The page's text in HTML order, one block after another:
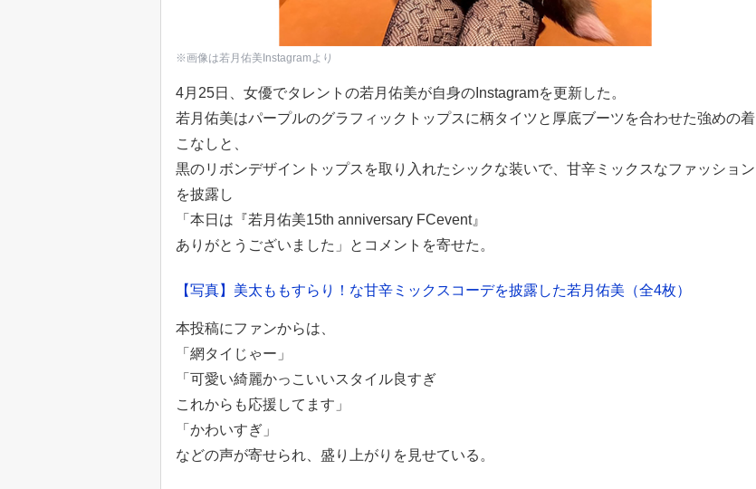
※画像は若月佑美Instagramより
4月25日、女優でタレントの若月佑美が自身のInstagramを更新した。
若月佑美はパープルのグラフィックトップスに柄タイツと厚底ブーツを合わせた強めの着
こなしと、
黒のリボンデザイントップスを取り入れたシックな装いで、甘辛ミックスなファッション
を披露し
「本日は『若月佑美15th anniversary FCevent』
ありがとうございました」とコメントを寄せた。
【写真】美太ももすらり！な甘辛ミックスコーデを披露した若月佑美（全4枚）
本投稿にファンからは、
「網タイじゃー」
「可愛い綺麗かっこいいスタイル良すぎ
これからも応援してます」
「かわいすぎ」
などの声が寄せられ、盛り上がりを見せている。